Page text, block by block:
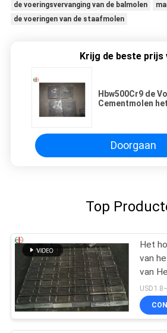
de voeringsvervanging van de balmolen
de voeringen van de staafmolen
Krijg de beste prijs
Hbw500Cr9 de
Cementmolen
Doorgaan
Top
Het
van
van